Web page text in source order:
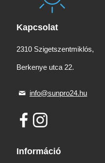
Kapcsolat
2310 Szigetszentmiklós,
Berkenye utca 22.
info@sunpro24.hu
Információ